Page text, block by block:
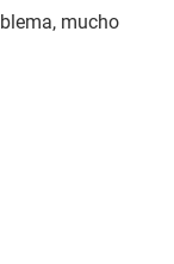
mucho